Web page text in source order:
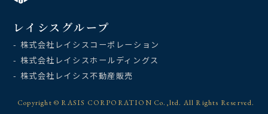
レイシスグループ
- 株式会社レイシスコーポレーション
- 株式会社レイシスホールディングス
- 株式会社レイシス不動産販売
Copyright © RASIS CORPORATION Co.,ltd. All Rights Reserved.